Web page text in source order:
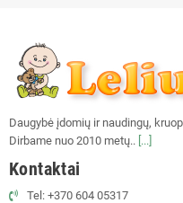
Daugybė įdomių ir naudingų,
Dirbame nuo 2010 metų.. [...]
Kontaktai
Tel: +370 604 05317